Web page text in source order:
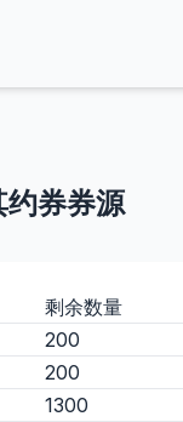
约券券源
剩余数量
200
200
1300